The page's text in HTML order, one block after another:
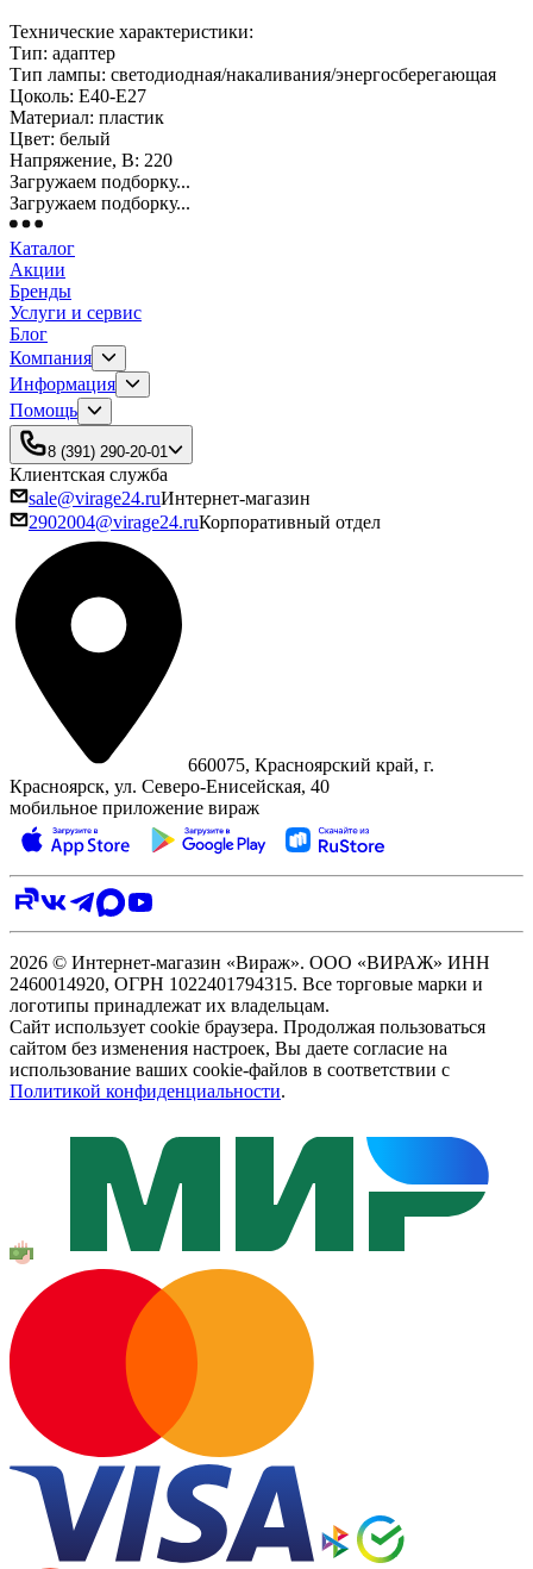
Технические характеристики:
Тип: адаптер
Тип лампы: светодиодная/накаливания/энергосберегающая
Цоколь: E40-E27
Материал: пластик
Цвет: белый
Напряжение, В: 220
Загружаем подборку...
Загружаем подборку...
Каталог
Акции
Бренды
Услуги и сервис
Блог
Компания
Информация
Помощь
8 (391) 290-20-01
Клиентская служба
sale@virage24.ruИнтернет-магазин
2902004@virage24.ruКорпоративный отдел
660075, Красноярский край, г.
Красноярск, ул. Северо‑Енисейская, 40
мобильное приложение вираж
2026 © Интернет-магазин «Вираж». ООО «ВИРАЖ» ИНН
2460014920, ОГРН 1022401794315. Все торговые марки и
логотипы принадлежат их владельцам.
Сайт использует cookie браузера. Продолжая пользоваться
сайтом без изменения настроек, Вы даете согласие на
использование ваших cookie-файлов в соответствии с
Политикой конфиденциальности.